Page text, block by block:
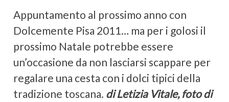
Appuntamento al prossimo anno con
Dolcemente Pisa 2011… ma per i golosi il
prossimo Natale potrebbe essere
un’occasione da non lasciarsi scappare per
regalare una cesta con i dolci tipici della
tradizione toscana. di Letizia Vitale, foto di